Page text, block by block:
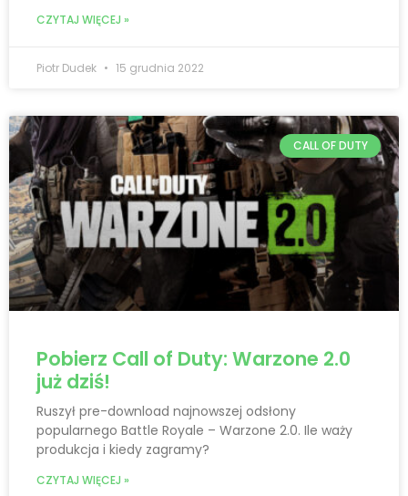
CZYTAJ WIĘCEJ »
Piotr Dudek 15 grudnia 2022
CALL OF DUTY
Pobierz Call of Duty: Warzone 2.0
już dziś!
Ruszył pre-download najnowszej odsłony
popularnego Battle Royale – Warzone 2.0. Ile waży
produkcja i kiedy zagramy?
CZYTAJ WIĘCEJ »